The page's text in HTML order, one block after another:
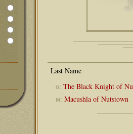
о: The Black Knight of
м: Macushla of Nutstown